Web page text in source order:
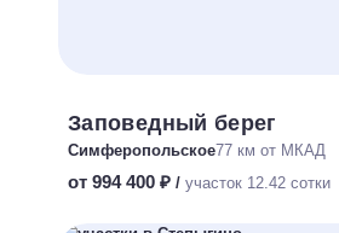
Заповедный берег
Симферопольское77 км от МКАД
от 994 400 ₽ / участок 12.42 сотки